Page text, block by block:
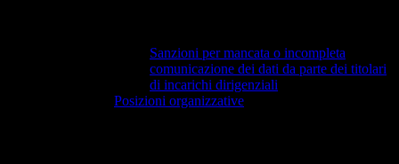
Sanzioni per mancata o incompleta
comunicazione dei dati da parte dei titolari
di incarichi dirigenziali
Posizioni organizzative